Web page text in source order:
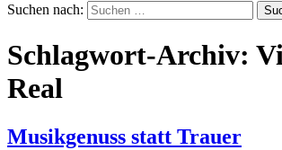
Suchen nach:
Schlagwort-Archiv:
Real
Musikgenuss statt Trauer